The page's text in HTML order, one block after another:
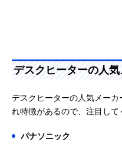
デスクヒーターの人
デスクヒーターの人気メー
れ特徴があるので、注目して
パナソニック